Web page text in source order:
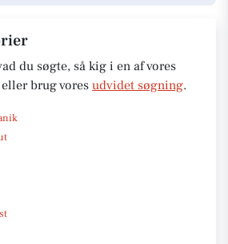
du søgte, så kig i en af vores
brug vores udvidet søgning.